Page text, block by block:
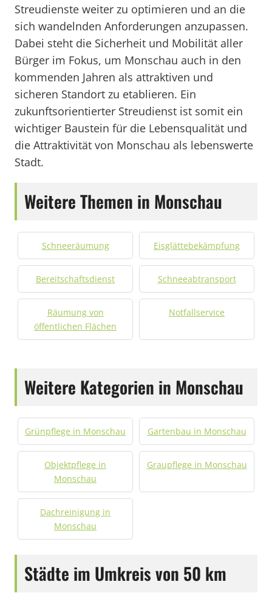
Streudienste weiter zu optimieren und an die
sich wandelnden Anforderungen anzupassen.
Dabei steht die Sicherheit und Mobilität aller
Bürger im Fokus, um Monschau auch in den
kommenden Jahren als attraktiven und
sicheren Standort zu etablieren. Ein
zukunftsorientierter Streudienst ist somit ein
wichtiger Baustein für die Lebensqualität und
die Attraktivität von Monschau als lebenswerte
Stadt.
Weitere Themen in Monschau
Schneeräumung Eisglättebekämpfung
Bereitschaftsdienst Schneeabtransport
Räumung von
öffentlichen Flächen
Notfallservice
Weitere Kategorien in Monschau
Grünpflege in Monschau Gartenbau in Monschau
Objektpflege in
Monschau
Graupflege in Monschau
Dachreinigung in
Monschau
Städte im Umkreis von 50 km